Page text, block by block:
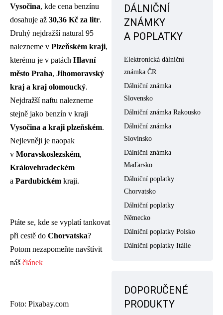
Vysočina, kde cena benzínu
dosahuje až 30,36 Kč za litr.
Druhý nejdražší natural 95
nalezneme v Plzeňském kraji,
kterému je v patách Hlavní
město Praha, Jihomoravský
kraj a kraj olomoucký.
Nejdražší naftu nalezneme
stejně jako benzín v kraji
Vysočina a kraji plzeňském.
Nejlevněji je naopak
v Moravskoslezském,
Královehradeckém
a Pardubickém kraji.
Ptáte se, kde se vyplatí tankovat
při cestě do Chorvatska?
Potom nezapomeňte navštívit
náš článek
Foto: Pixabay.com
DÁLNIČNÍ
ZNÁMKY
A POPLATKY
Elektronická dálniční
známka ČR
Dálniční známka
Slovensko
Dálniční známka Rakousko
Dálniční známka
Slovinsko
Dálniční známka
Maďarsko
Dálniční poplatky
Chorvatsko
Dálniční poplatky
Německo
Dálniční poplatky Polsko
Dálniční poplatky Itálie
DOPORUČENÉ
PRODUKTY